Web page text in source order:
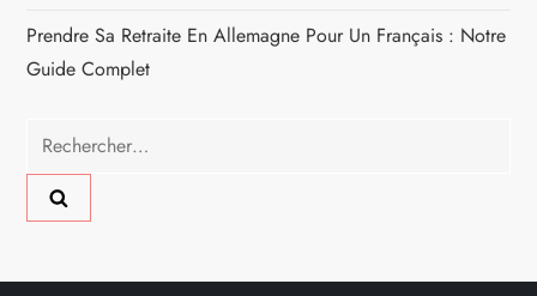
Prendre Sa Retraite En Allemagne Pour Un Français : Notre
Guide Complet
Rechercher :